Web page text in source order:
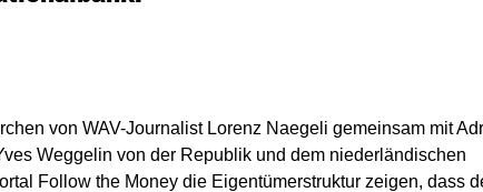
von WAV-Journalist Lorenz Naegeli gemeinsam mit
Weggelin von der Republik und dem niederländischen
Follow the Money die Eigentümerstruktur zeigen, dass